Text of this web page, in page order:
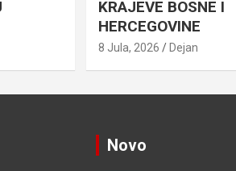
KRAJEVE BOSNE I
HERCEGOVINE
8 Jula, 2026 Dejan
Novo